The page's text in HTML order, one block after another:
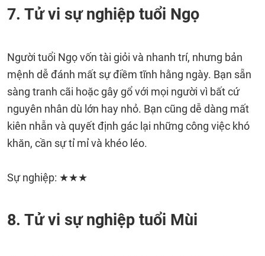
7. Tử vi sự nghiệp tuổi Ngọ
Người tuổi Ngọ vốn tài giỏi và nhanh trí, nhưng bản
mệnh dễ đánh mất sự điềm tĩnh hằng ngày. Bạn sẵn
sàng tranh cãi hoặc gây gổ với mọi người vì bất cứ
nguyên nhân dù lớn hay nhỏ. Bạn cũng dễ dàng mất
kiên nhẫn và quyết định gác lại những công việc khó
khăn, cần sự tỉ mỉ và khéo léo.
Sự nghiệp: ★★★
8. Tử vi sự nghiệp tuổi Mùi